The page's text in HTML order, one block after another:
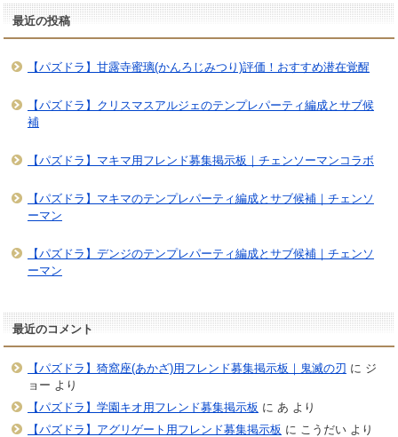
最近の投稿
【パズドラ】甘露寺蜜璃(かんろじみつり)評価！おすすめ潜在覚醒
【パズドラ】クリスマスアルジェのテンプレパーティ編成とサブ候
補
【パズドラ】マキマ用フレンド募集掲示板｜チェンソーマンコラボ
【パズドラ】マキマのテンプレパーティ編成とサブ候補｜チェンソ
ーマン
【パズドラ】デンジのテンプレパーティ編成とサブ候補｜チェンソ
ーマン
最近のコメント
【パズドラ】猗窩座(あかざ)用フレンド募集掲示板｜鬼滅の刃 に ジ
ョー より
【パズドラ】学園キオ用フレンド募集掲示板 に あ より
【パズドラ】アグリゲート用フレンド募集掲示板 に こうだいより